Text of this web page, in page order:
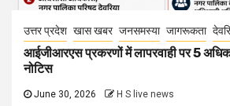
उत्तर प्रदेश खास खबर जनसमस्या जागरूकता
आईजीआरएस प्रकरणों में लापरवाही पर 5
नोटिस
June 30, 2026 H S live news